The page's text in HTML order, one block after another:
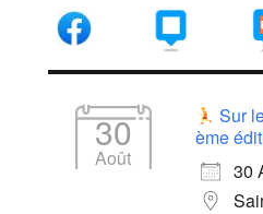
30
Août
Sur
ème
30